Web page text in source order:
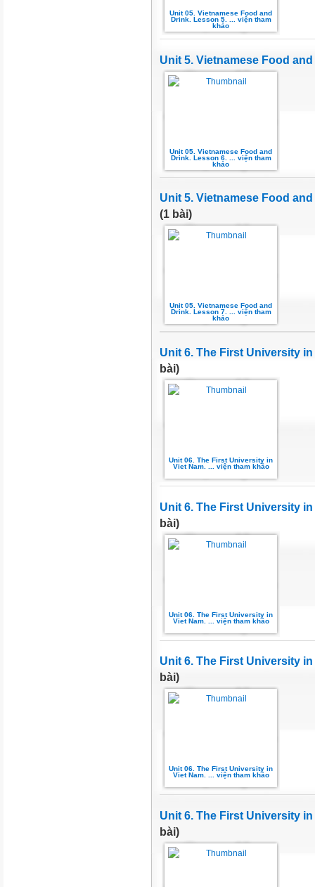
Unit 05. Vietnamese Food and
Drink. Lesson 5. ... viện tham
khảo
Unit 5. Vietnamese Food
Unit 05. Vietnamese Food and
Drink. Lesson 6. ... viện tham
khảo
Unit 5. Vietnamese Food
(1 bài)
Unit 05. Vietnamese Food and
Drink. Lesson 7. ... viện tham
khảo
Unit 6. The First University
bài)
Unit 06. The First University in
Viet Nam. ... viện tham khảo
Unit 6. The First University
bài)
Unit 06. The First University in
Viet Nam. ... viện tham khảo
Unit 6. The First University
bài)
Unit 06. The First University in
Viet Nam. ... viện tham khảo
Unit 6. The First University
bài)